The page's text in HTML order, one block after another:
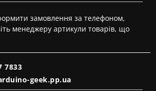
замовлення за телефоном,
менеджеру артикули товарів, що
7833
geek.pp.ua